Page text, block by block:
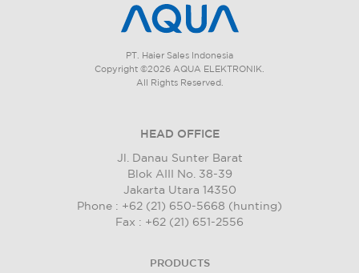
PT. Haier Sales Indonesia
Copyright ©2026 AQUA ELEKTRONIK.
All Rights Reserved.
HEAD OFFICE
Jl. Danau Sunter Barat
Blok AIII No. 38-39
Jakarta Utara 14350
Phone : +62 (21) 650-5668 (hunting)
Fax : +62 (21) 651-2556
PRODUCTS